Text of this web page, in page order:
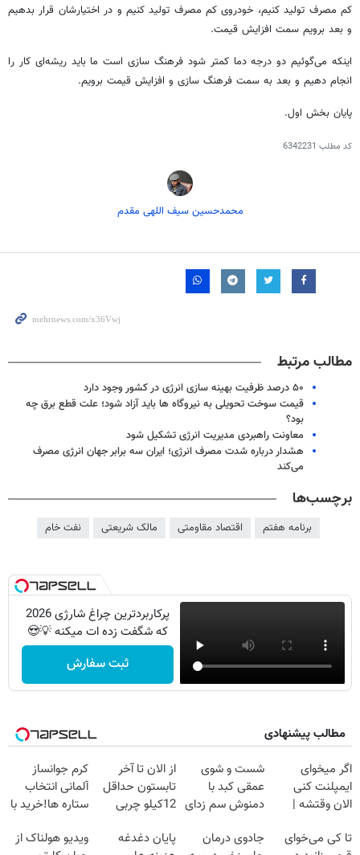
کم مصرف تولید کنیم، خودروی کم مصرف تولید کنیم و در اختیارشان قرار بدهیم
و بعد برویم سمت افزایش قیمت.
اینکه می‌گوئیم دو درجه دما کمتر شود فرهنگ سازی است ما باید ریشه‌ای کار را
انجام دهیم و بعد به سمت فرهنگ سازی و افزایش قیمت برویم.
پایان بخش اول.
کد مطلب 6342231
محمدحسین سیف اللهی مقدم
مطالب مرتبط
۵۰ درصد ظرفیت بهینه سازی انرژی در کشور وجود دارد
قیمت سوخت تحویلی به نیروگاه ها باید آزاد شود؛ علت قطع برق چه
بود؟
معاونت راهبردی مدیریت انرژی تشکیل شود
هشدار درباره شدت مصرف انرژی؛ ایران سه برابر جهان انرژی مصرف
می‌کند
برچسب‌ها
برنامه هفتم اقتصاد مقاومتی مالک شریعتی نفت خام
پرکاربردترین چراغ شارژی 2026
که شگفت زده ات میکنه 💡😍
ثبت سفارش
مطالب پیشنهادی
اگر میخوای
ایمپلنت کنی
الان وقتشه |
میلیون تومان!!!
شست و شوی
عمقی کبد با
دمنوش سم زدای
از الان تا آخر
تابستون حداقل
12کیلو چربی
کرم جوانساز
آلمانی انتخاب
ستاره ها!خرید با
تا کی می‌خوای
جادوی درمان
پایان دغدغه
ویدیو هولناک از